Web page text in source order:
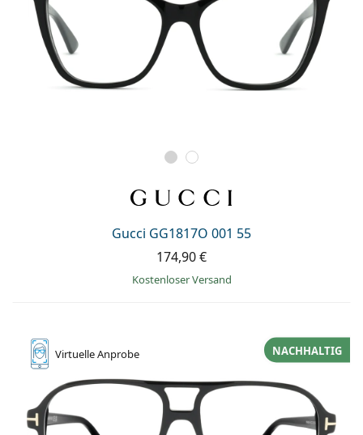
Gucci GG1817O 001 55
174,90 €
Kostenloser Versand
VirtuelleAnprobe NACHHALTIG